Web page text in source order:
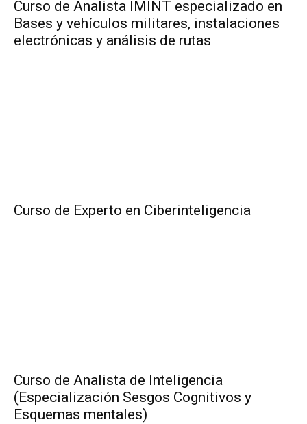
Curso de Analista IMINT especializado en
Bases y vehículos militares, instalaciones
electrónicas y análisis de rutas
Curso de Experto en Ciberinteligencia
Curso de Analista de Inteligencia
(Especialización Sesgos Cognitivos y
Esquemas mentales)